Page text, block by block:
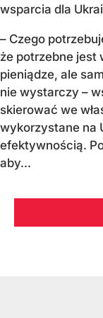
wsparcia dla
– Czego
że potrzebne jest
pieniądze, ale
nie wystarczy –
skierować we
wykorzystane na
efektywnością.
aby...